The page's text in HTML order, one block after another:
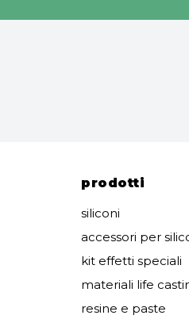
prodotti
siliconi
accessori per
kit effetti speciali
materiali life
resine e paste